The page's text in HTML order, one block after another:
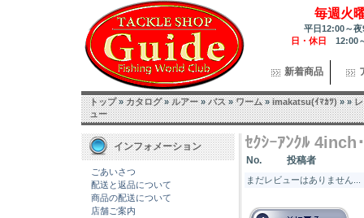
毎週火
平日12:00～
日・休日 12:00
新着商品
トップ»カタログ»ルアー»バス»ワーム»imakatsu(ｲﾏｶﾂ)»»
ュー
インフォメーション
ごあいさつ
配送と返品について
商品の配送について
店舗ご案内
ｾｸｼｰｱﾝｸﾙ 4inch
No. 投稿者
まだレビューはありません...